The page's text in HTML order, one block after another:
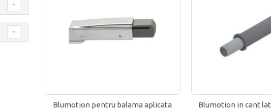
Blumotion pentru balama aplicata
Blumotion in cant